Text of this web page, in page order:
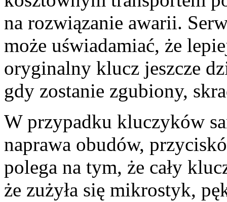
na rozwiązanie awarii.
może uświadamiać, że
oryginalny klucz jeszcze
gdy zostanie zgubiony,
W przypadku kluczyków
naprawa obudów,
polega na tym, że cały
że zużyła się mikrostyk,